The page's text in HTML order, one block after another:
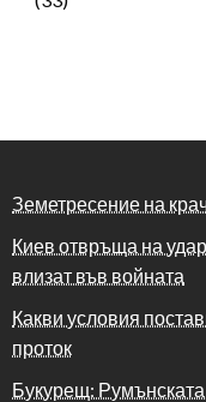
Земетресение на
Киев отвръща на
влизат във войната
Какви условия
проток
Букурещ: